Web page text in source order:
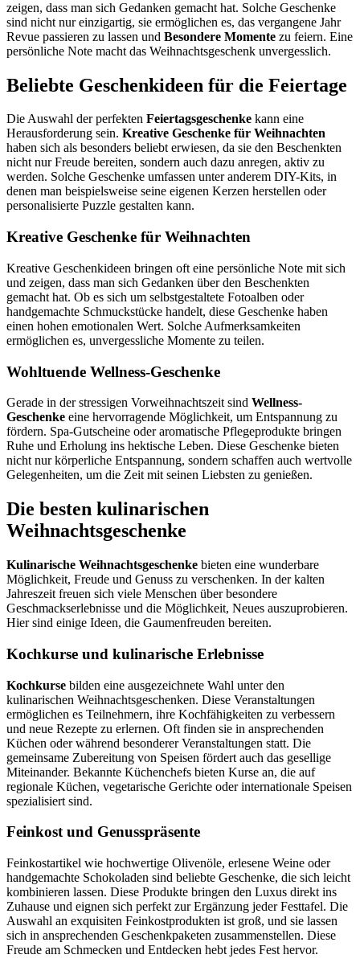
zeigen, dass man sich Gedanken gemacht hat. Solche Geschenke
sind nicht nur einzigartig, sie ermöglichen es, das vergangene Jahr
Revue passieren zu lassen und Besondere Momente zu feiern. Eine
persönliche Note macht das Weihnachtsgeschenk unvergesslich.
Beliebte Geschenkideen für die Feiertage
Die Auswahl der perfekten Feiertagsgeschenke kann eine
Herausforderung sein. Kreative Geschenke für Weihnachten
haben sich als besonders beliebt erwiesen, da sie den Beschenkten
nicht nur Freude bereiten, sondern auch dazu anregen, aktiv zu
werden. Solche Geschenke umfassen unter anderem DIY-Kits, in
denen man beispielsweise seine eigenen Kerzen herstellen oder
personalisierte Puzzle gestalten kann.
Kreative Geschenke für Weihnachten
Kreative Geschenkideen bringen oft eine persönliche Note mit sich
und zeigen, dass man sich Gedanken über den Beschenkten
gemacht hat. Ob es sich um selbstgestaltete Fotoalben oder
handgemachte Schmuckstücke handelt, diese Geschenke haben
einen hohen emotionalen Wert. Solche Aufmerksamkeiten
ermöglichen es, unvergessliche Momente zu teilen.
Wohltuende Wellness-Geschenke
Gerade in der stressigen Vorweihnachtszeit sind Wellness-
Geschenke eine hervorragende Möglichkeit, um Entspannung zu
fördern. Spa-Gutscheine oder aromatische Pflegeprodukte bringen
Ruhe und Erholung ins hektische Leben. Diese Geschenke bieten
nicht nur körperliche Entspannung, sondern schaffen auch wertvolle
Gelegenheiten, um die Zeit mit seinen Liebsten zu genießen.
Die besten kulinarischen
Weihnachtsgeschenke
Kulinarische Weihnachtsgeschenke bieten eine wunderbare
Möglichkeit, Freude und Genuss zu verschenken. In der kalten
Jahreszeit freuen sich viele Menschen über besondere
Geschmackserlebnisse und die Möglichkeit, Neues auszuprobieren.
Hier sind einige Ideen, die Gaumenfreuden bereiten.
Kochkurse und kulinarische Erlebnisse
Kochkurse bilden eine ausgezeichnete Wahl unter den
kulinarischen Weihnachtsgeschenken. Diese Veranstaltungen
ermöglichen es Teilnehmern, ihre Kochfähigkeiten zu verbessern
und neue Rezepte zu erlernen. Oft finden sie in ansprechenden
Küchen oder während besonderer Veranstaltungen statt. Die
gemeinsame Zubereitung von Speisen fördert auch das gesellige
Miteinander. Bekannte Küchenchefs bieten Kurse an, die auf
regionale Küchen, vegetarische Gerichte oder internationale Speisen
spezialisiert sind.
Feinkost und Genusspräsente
Feinkostartikel wie hochwertige Olivenöle, erlesene Weine oder
handgemachte Schokoladen sind beliebte Geschenke, die sich leicht
kombinieren lassen. Diese Produkte bringen den Luxus direkt ins
Zuhause und eignen sich perfekt zur Ergänzung jeder Festtafel. Die
Auswahl an exquisiten Feinkostprodukten ist groß, und sie lassen
sich in ansprechenden Geschenkpaketen zusammenstellen. Diese
Freude am Schmecken und Entdecken hebt jedes Fest hervor.